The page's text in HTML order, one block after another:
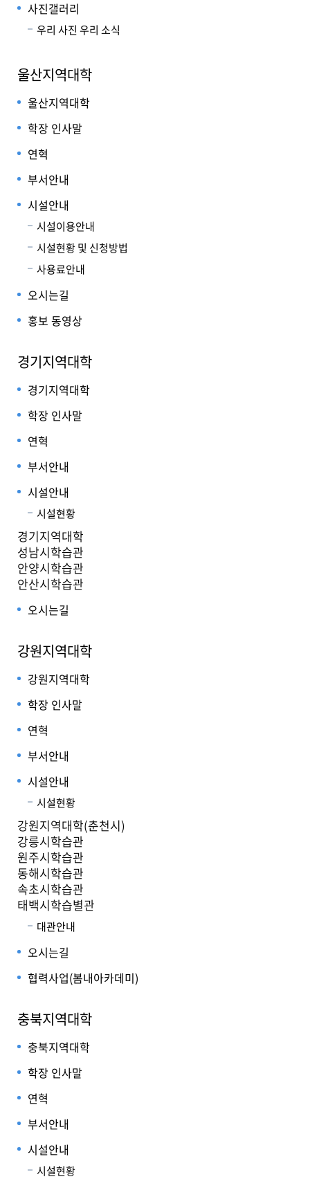
사진갤러리
우리 사진 우리 소식
울산지역대학
울산지역대학
학장 인사말
연혁
부서안내
시설안내
시설이용안내
시설현황 및 신청방법
사용료안내
오시는길
홍보 동영상
경기지역대학
경기지역대학
학장 인사말
연혁
부서안내
시설안내
시설현황
경기지역대학
성남시학습관
안양시학습관
안산시학습관
오시는길
강원지역대학
강원지역대학
학장 인사말
연혁
부서안내
시설안내
시설현황
강원지역대학(춘천시)
강릉시학습관
원주시학습관
동해시학습관
속초시학습관
태백시학습별관
대관안내
오시는길
협력사업(봄내아카데미)
충북지역대학
충북지역대학
학장 인사말
연혁
부서안내
시설안내
시설현황